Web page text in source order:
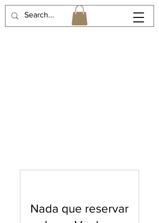
Nada que reservar